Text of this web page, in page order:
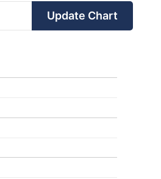
Update Chart